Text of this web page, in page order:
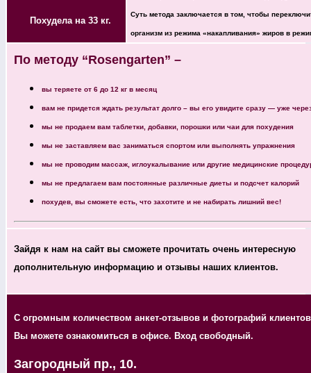
Суть метода заключается в том, чтобы
организм из режима «накапливания» жиров в
Похудела на 33 кг.
По методу “Rosengarten” –
вы теряете от 6 до 12 кг в месяц
вам не придется ждать результат долго – вы его увидите сразу — уже
мы не продаем вам таблетки, добавки, порошки или чаи для похудения
мы не заставляем вас заниматься спортом или выполнять упражнения
мы не проводим массаж, иглоукалывание или другие медицинские
мы не предлагаем вам постоянные различные диеты и подсчет калорий
похудев, вы сможете есть, что захотите и не набирать лишний вес!
Зайдя к нам на сайт вы сможете прочитать очень интересную
дополнительную информацию и отзывы наших клиентов.
С огромным количеством анкет-отзывов и фотографий клиентов
Вы можете ознакомиться в офисе. Вход свободный.
Загородный пр., 10.